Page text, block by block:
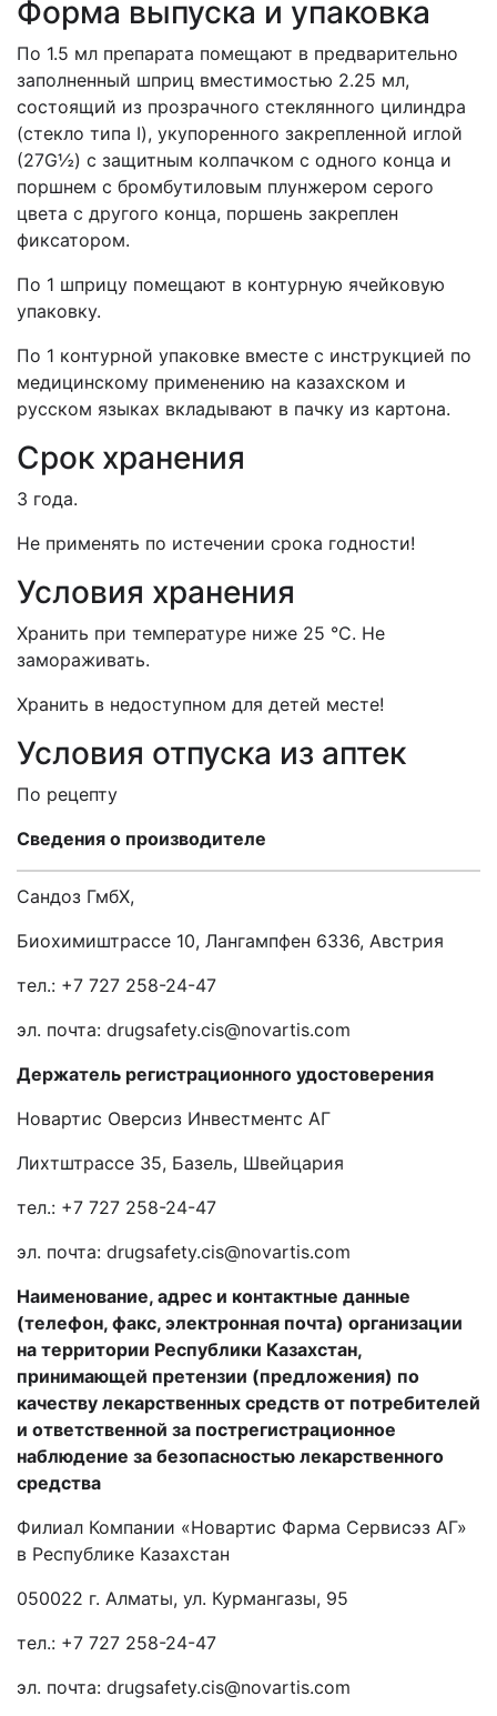
Форма выпуска и упаковка
По 1.5 мл препарата помещают в предварительно
заполненный шприц вместимостью 2.25 мл,
состоящий из прозрачного стеклянного цилиндра
(стекло типа I), укупоренного закрепленной иглой
(27G½) с защитным колпачком с одного конца и
поршнем с бромбутиловым плунжером серого
цвета с другого конца, поршень закреплен
фиксатором.
По 1 шприцу помещают в контурную ячейковую
упаковку.
По 1 контурной упаковке вместе с инструкцией по
медицинскому применению на казахском и
русском языках вкладывают в пачку из картона.
Срок хранения
3 года.
Не применять по истечении срока годности!
Условия хранения
Хранить при температуре ниже 25 °С. Не
замораживать.
Хранить в недоступном для детей месте!
Условия отпуска из аптек
По рецепту
Сведения о производителе
Сандоз ГмбХ,
Биохимиштрассе 10, Лангампфен 6336, Австрия
тел.: +7 727 258-24-47
эл. почта: drugsafety.cis@novartis.com
Держатель регистрационного удостоверения
Новартис Оверсиз Инвестментс АГ
Лихтштрассе 35, Базель, Швейцария
тел.: +7 727 258-24-47
эл. почта: drugsafety.cis@novartis.com
Наименование, адрес и контактные данные
(телефон, факс, электронная почта) организации
на территории Республики Казахстан,
принимающей претензии (предложения) по
качеству лекарственных средств от потребителей
и ответственной за пострегистрационное
наблюдение за безопасностью лекарственного
средства
Филиал Компании «Новартис Фарма Сервисэз АГ»
в Республике Казахстан
050022 г. Алматы, ул. Курмангазы, 95
тел.: +7 727 258-24-47
эл. почта: drugsafety.cis@novartis.com